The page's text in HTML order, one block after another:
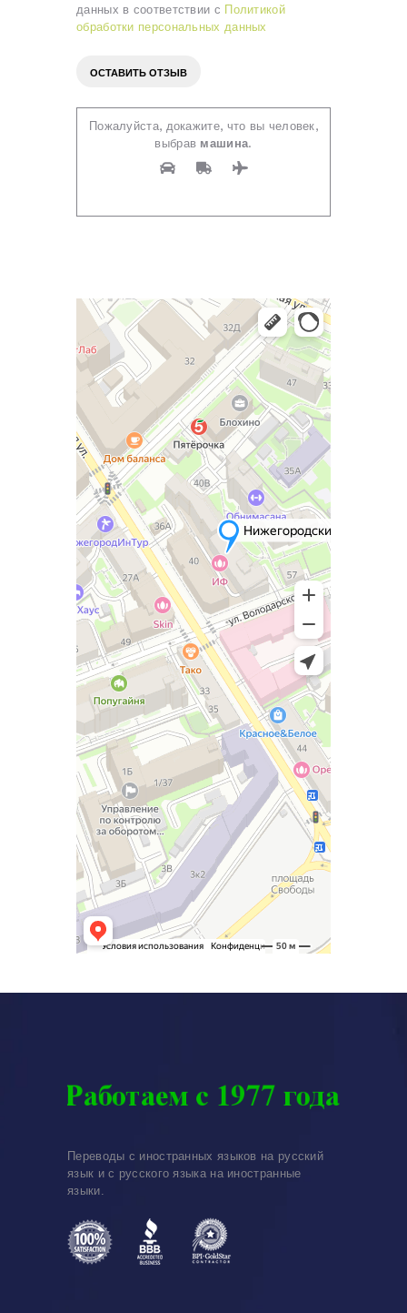
данных в соответствии с Политикой
обработки персональных данных
Пожалуйста, докажите, что вы человек,
выбрав машина.
Переводы с иностранных языков на русский
язык и с русского языка на иностранные
языки.